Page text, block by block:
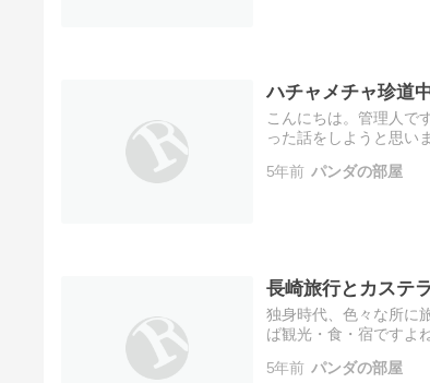
ハチャメチャ珍道
こんにちは。管理人で
った話をしようと思い
し…
5年前 パンダの部屋
長崎旅行とカステ
独身時代、色々な所に
ば観光・食・宿ですよ
5年前 パンダの部屋